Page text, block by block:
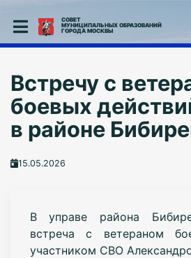
СОВЕТ
МУНИЦИПАЛЬНЫХ ОБРАЗОВАНИЙ
ГОРОДА МОСКВЫ
Встречу с
боевых
в районе
15.05.2026
В управе района
встреча с ветераном
участником СВО